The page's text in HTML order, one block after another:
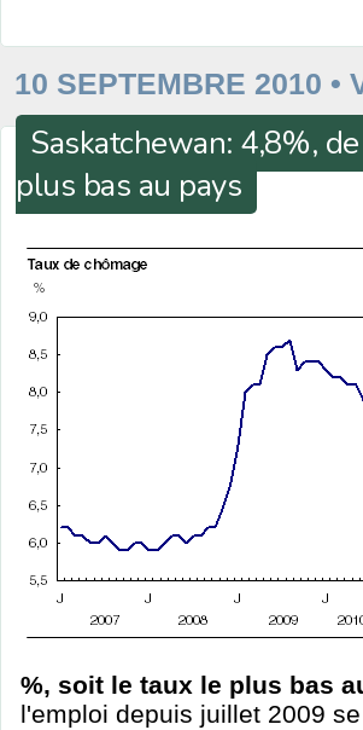
10 SEPTEMBRE 2010 •
Saskatchewan: 4,8%,
plus bas au pays
%, soit le taux le plus bas
l'emploi depuis juillet 2009